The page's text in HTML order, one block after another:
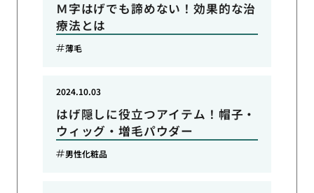
Ｍ字はげでも諦めない！効果的な治
療法とは
薄毛
はげ隠しに役立つアイテム！帽子・
ウィッグ・増毛パウダー
2024.10.03
男性化粧品